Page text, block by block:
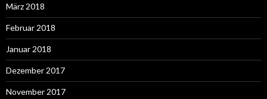
März 2018
Februar 2018
Januar 2018
Dezember 2017
November 2017